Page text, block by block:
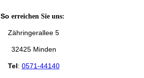
So erreichen Sie uns:
Zähringerallee 5
32425 Minden
Tel: 0571-44140